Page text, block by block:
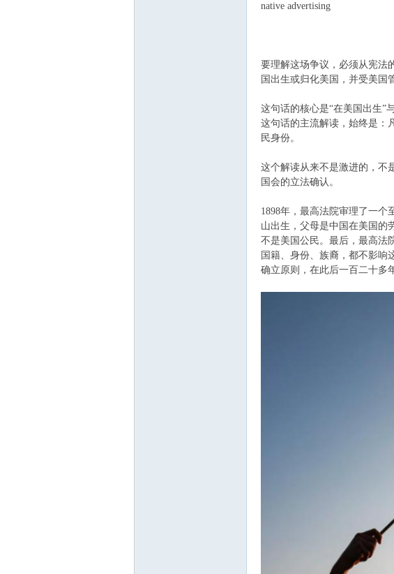
native advertising
要理解这场争议，必须从宪法
国出生或归化美国，并受美国
这句话的核心是“在美国出生”
这句话的主流解读，始终是：
民身份。
这个解读从来不是激进的，不
国会的立法确认。
1898年，最高法院审理了一个
山出生，父母是中国在美国的
不是美国公民。最后，最高
国籍、身份、族裔，都不影响
确立原则，在此后一百二十多